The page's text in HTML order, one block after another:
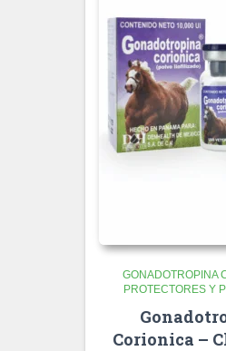
GONADOTROPINA
PROTECTORES Y
Corionica –